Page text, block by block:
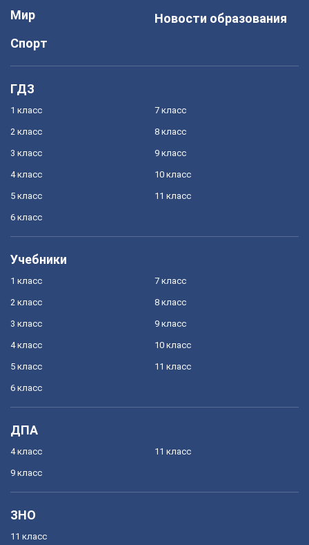
Мир
Спорт
Новости образования
ГДЗ
1 класс
2 класс
3 класс
4 класс
5 класс
6 класс
7 класс
8 класс
9 класс
10 класс
11 класс
Учебники
1 класс
2 класс
3 класс
4 класс
5 класс
6 класс
7 класс
8 класс
9 класс
10 класс
11 класс
ДПА
4 класс
9 класс
11 класс
ЗНО
11 класс